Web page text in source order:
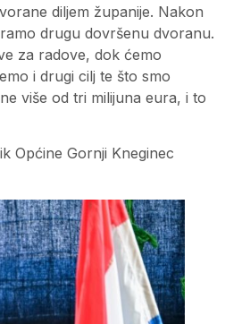
diljem županije. Nakon
drugu dovršenu dvoranu.
za radove, dok ćemo
i drugi cilj te što smo
više od tri milijuna eura, i to
Općine Gornji Kneginec